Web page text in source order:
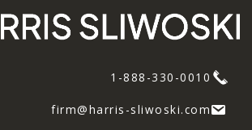
1-888-330-0010
firm@harris-sliwoski.com